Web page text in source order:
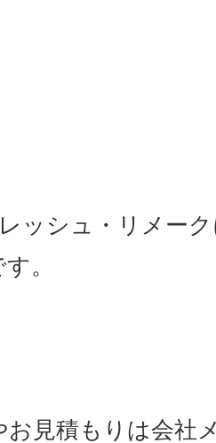
ッシュ・リメー
。
お見積もりは会社